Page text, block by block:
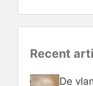
Recent
De